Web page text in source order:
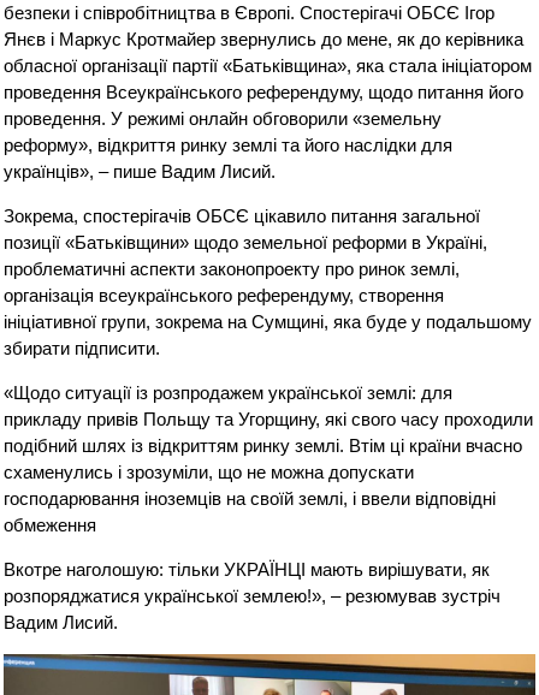
безпеки і співробітництва в Європі. Спостерігачі ОБСЄ Ігор
Янєв і Маркус Кротмайер звернулись до мене, як до керівника
обласної організації партії «Батьківщина», яка стала ініціатором
проведення Всеукраїнського референдуму, щодо питання його
проведення. У режимі онлайн обговорили «земельну
реформу», відкриття ринку землі та його наслідки для
українців», – пише Вадим Лисий.
Зокрема, спостерігачів ОБСЄ цікавило питання загальної
позиції «Батьківщини» щодо земельної реформи в Україні,
проблематичні аспекти законопроекту про ринок землі,
організація всеукраїнського референдуму, створення
ініціативної групи, зокрема на Сумщині, яка буде у подальшому
збирати підписити.
«Щодо ситуації із розпродажем української землі: для
прикладу привів Польщу та Угорщину, які свого часу проходили
подібний шлях із відкриттям ринку землі. Втім ці країни вчасно
схаменулись і зрозуміли, що не можна допускати
господарювання іноземців на своїй землі, і ввели відповідні
обмеження
Вкотре наголошую: тільки УКРАЇНЦІ мають вирішувати, як
розпоряджатися української землею!», – резюмував зустріч
Вадим Лисий.